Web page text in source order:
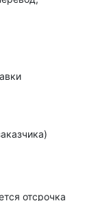
отсрочка